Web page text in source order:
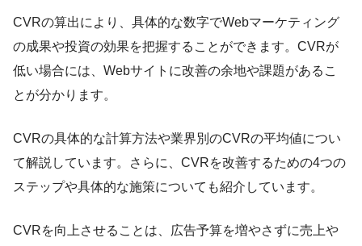
CVRの算出により、具体的な数字でWebマーケティング
の成果や投資の効果を把握することができます。CVRが
低い場合には、Webサイトに改善の余地や課題があるこ
とが分かります。
CVRの具体的な計算方法や業界別のCVRの平均値につい
て解説しています。さらに、CVRを改善するための4つの
ステップや具体的な施策についても紹介しています。
CVRを向上させることは、広告予算を増やさずに売上や